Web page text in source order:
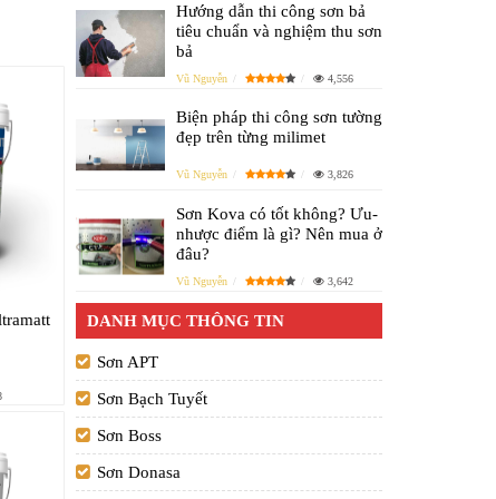
Hướng dẫn thi công sơn bả
tiêu chuẩn và nghiệm thu sơn
bả
Vũ Nguyễn 4,556
Biện pháp thi công sơn tường
đẹp trên từng milimet
Vũ Nguyễn 3,826
Sơn Kova có tốt không? Ưu-
nhược điểm là gì? Nên mua ở
đâu?
Vũ Nguyễn 3,642
DANH MỤC THÔNG TIN
Sơn APT
Sơn Bạch Tuyết
Sơn Boss
Sơn Donasa